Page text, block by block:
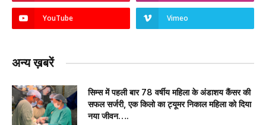
YouTube Vimeo
अन्य ख़बरें
सिम्स में पहली बार 78 वर्षीय महिला के अंडाशय कैंसर की
सफल सर्जरी, एक किलो का ट्यूमर निकाल महिला को दिया
नया जीवन….